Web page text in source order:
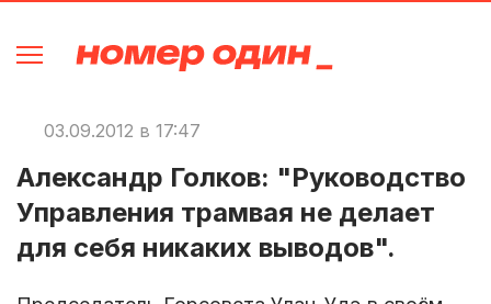
03.09.2012 в 17:47
Александр Голков: "Руководство
Управления трамвая не делает
для себя никаких выводов".